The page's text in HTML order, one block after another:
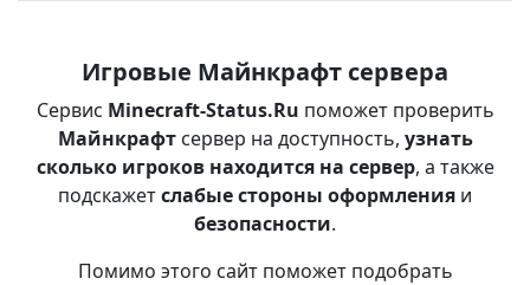
Игровые Майнкрафт сервера
Сервис Minecraft-Status.Ru поможет проверить
Майнкрафтсервер на доступность, узнать
сколько игроков находится на сервер, а также
подскажетслабые стороны оформления и
безопасности.
Помимо этого сайт поможет подобрать